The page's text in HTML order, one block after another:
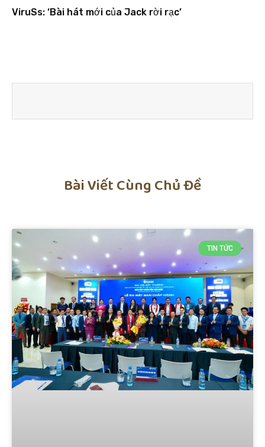
ViruSs: ‘Bài hát mới của Jack rời rạc’
Bài Viết Cùng Chủ Đề
TIN TỨC